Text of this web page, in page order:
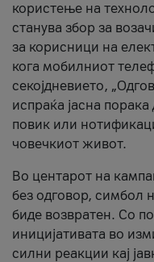
користење на
станува збор за
за корисници на
кога мобилниот
секојдневието,
испраќа јасна
повик или
човечкиот живот.
Во центарот на
без одговор, симбол
биде возвратен. Со
иницијативата во
силни реакции кај